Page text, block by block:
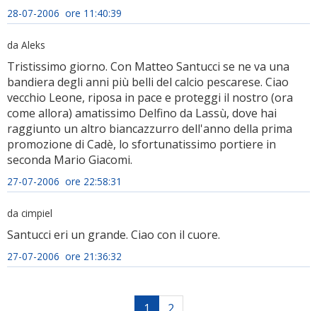
28-07-2006 ore 11:40:39
da Aleks
Tristissimo giorno. Con Matteo Santucci se ne va una
bandiera degli anni più belli del calcio pescarese. Ciao
vecchio Leone, riposa in pace e proteggi il nostro (ora
come allora) amatissimo Delfino da Lassù, dove hai
raggiunto un altro biancazzurro dell'anno della prima
promozione di Cadè, lo sfortunatissimo portiere in
seconda Mario Giacomi.
27-07-2006 ore 22:58:31
da cimpiel
Santucci eri un grande. Ciao con il cuore.
27-07-2006 ore 21:36:32